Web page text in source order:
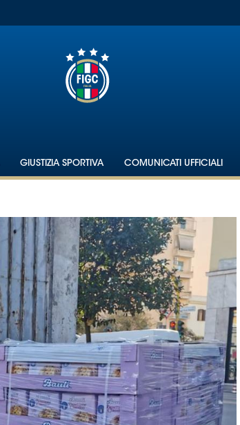
GIUSTIZIA SPORTIVA COMUNICATI UFFICIALI